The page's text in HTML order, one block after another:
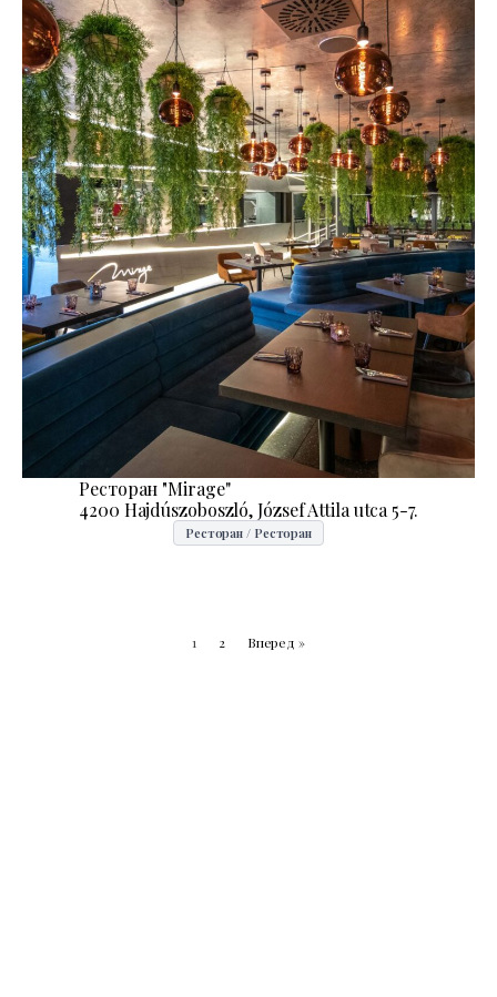
Ресторан "Mirage''
4200 Hajdúszoboszló, József Attila utca 5-7.
Ресторан / Ресторан
1 2 Вперед »